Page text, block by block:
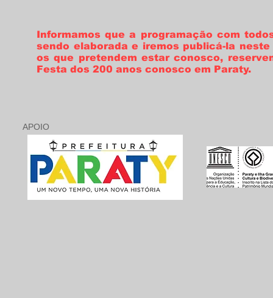
Informamos que a programação com
sendo elaborada e iremos publicá-la
os que pretendem estar conosco,
Festa dos 200 anos conosco em Paraty.
APOIO